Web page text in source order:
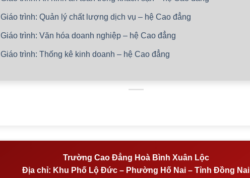
Giáo trình: Quản lý chất lượng dịch vụ – hệ Cao đẳng
Giáo trình: Văn hóa doanh nghiệp – hệ Cao đẳng
Giáo trình: Thống kê kinh doanh – hệ Cao đẳng
Trường Cao Đẳng Hoà Bình Xuân Lộc
Địa chỉ: Khu Phố Lộ Đức – Phường Hố Nai – Tỉnh Đồng Nai